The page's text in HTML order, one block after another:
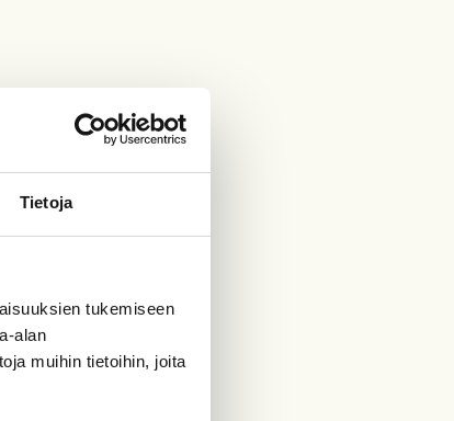
Tietoja
tukemiseen
alan
muihin tietoihin, joita